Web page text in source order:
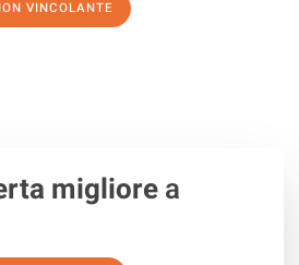
VINCOLANTE
migliorea